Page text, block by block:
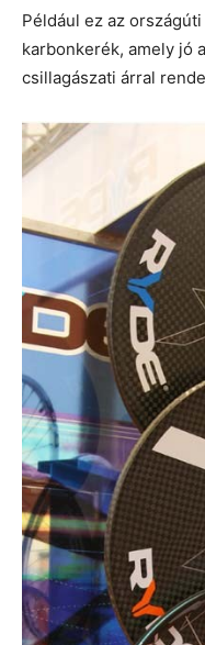
Például ez az
karbonkerék, amely jó
csillagászati árral